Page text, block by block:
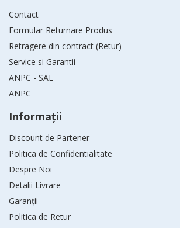
Contact
Formular Returnare Produs
Retragere din contract (Retur)
Service si Garantii
ANPC - SAL
ANPC
Informaţii
Discount de Partener
Politica de Confidentialitate
Despre Noi
Detalii Livrare
Garanții
Politica de Retur